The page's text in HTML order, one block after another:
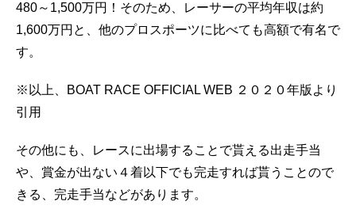
480～1,500万円！そのため、レーサーの平均年収は約
1,600万円と、他のプロスポーツに比べても高額で有名で
す。
※以上、BOAT RACE OFFICIAL WEB ２０２０年版より
引用
その他にも、レースに出場することで貰える出走手当
や、賞金が出ない４着以下でも完走すれば貰うことので
きる、完走手当などがあります。